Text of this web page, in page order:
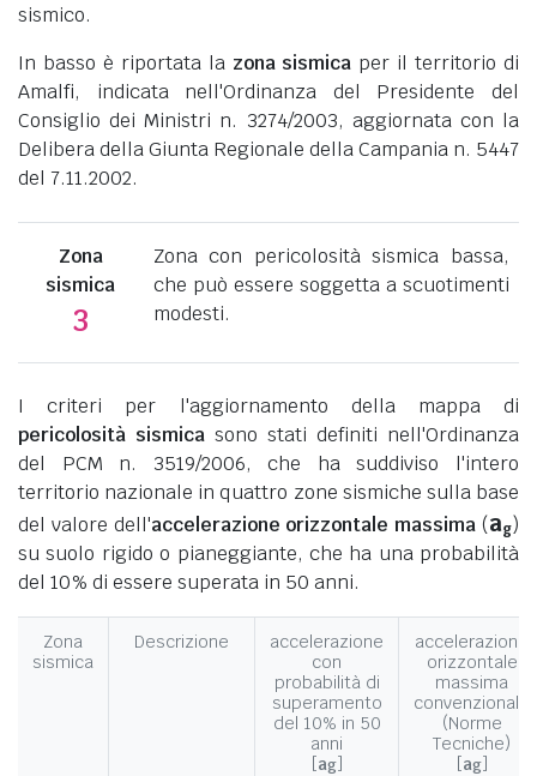
sismico.
In basso è riportata la zona sismica per il territorio di
Amalfi, indicata nell'Ordinanza del Presidente del
Consiglio dei Ministri n. 3274/2003, aggiornata con la
Delibera della Giunta Regionale della Campania n. 5447
del 7.11.2002.
Zona
sismica
3
Zona con pericolosità sismica bassa,
che può essere soggetta a scuotimenti
modesti.
I criteri per l'aggiornamento della mappa di
pericolosità sismica sono stati definiti nell'Ordinanza
del PCM n. 3519/2006, che ha suddiviso l'intero
territorio nazionale in quattro zone sismiche sulla base
del valore dell'accelerazione orizzontale massima (ag)
su suolo rigido o pianeggiante, che ha una probabilità
del 10% di essere superata in 50 anni.
Zona
sismica
Descrizione
accelerazione
con
probabilità di
superamento
del 10% in 50
anni
[ag]
accelerazione
orizzontale
massima
convenzionale
(Norme
Tecniche)
[ag]